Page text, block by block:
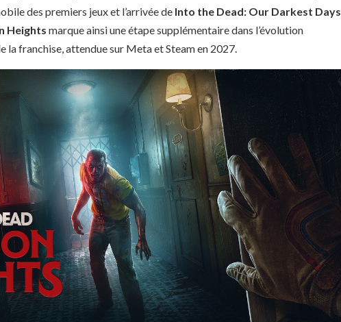
des premiers jeux et l’arrivée de Into the Dead: Our Darkest Days
Heights marque ainsi une étape supplémentaire dans l’évolution
la franchise, attendue sur Meta et Steam en 2027.